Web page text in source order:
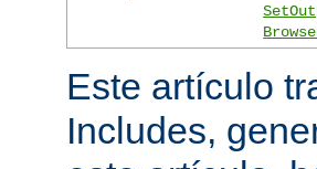
Este artículo
Includes,